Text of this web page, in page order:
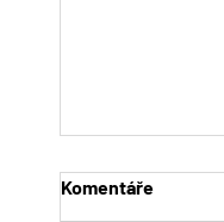
Komentáře